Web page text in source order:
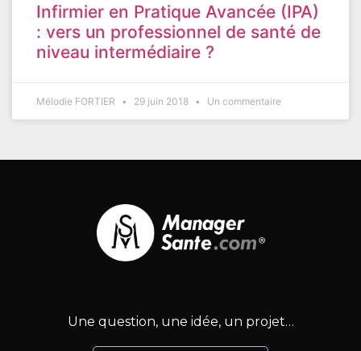
Infirmier en Pratique Avancée (IPA)
: vers un professionnel de santé de
niveau intermédiaire ?
Mélodie FORTIER 29 juin 2018 Un commentaire
Une question, une idée, un projet…